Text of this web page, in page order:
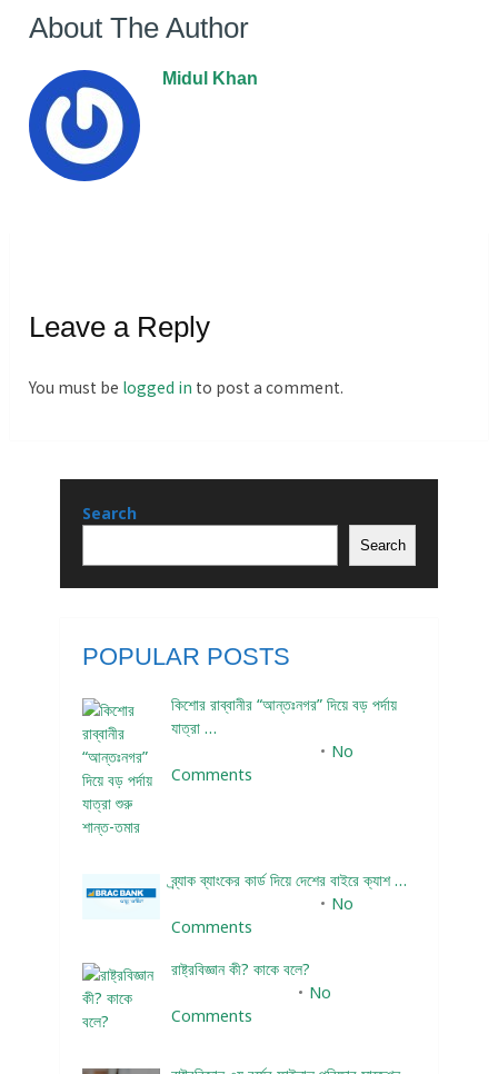
About The Author
Midul Khan
Leave a Reply
You must be logged in to post a comment.
Search
Search
POPULAR POSTS
কিশোর রাব্বানীর “আন্তঃনগর” দিয়ে বড় পর্দায়
যাত্রা …
No
Comments
ব্র্যাক ব্যাংকের কার্ড দিয়ে দেশের বাইরে ক্যাশ …
No
Comments
রাষ্ট্রবিজ্ঞান কী? কাকে বলে?
No
Comments